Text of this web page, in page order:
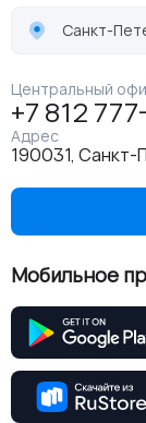
Санкт-
Центральный
+7 812
Адрес
190031, Санкт-
Мобильное